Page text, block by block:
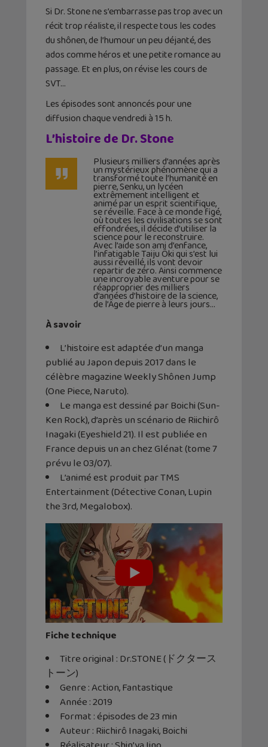
Si Dr. Stone ne s’embarrasse pas trop avec un
récit trop réaliste, il respecte tous les codes
du shônen, de l’humour un peu déjanté, des
ados comme héros et une petite romance au
passage. Et en plus, on révise les cours de
SVT…
Les épisodes sont annoncés pour une
diffusion chaque vendredi à 15 h.
L’histoire de Dr. Stone
Plusieurs milliers d’années après
un mystérieux phénomène qui a
transformé toute l’humanité en
pierre, Senku, un lycéen
extrêmement intelligent et
animé par un esprit scientifique,
se réveille. Face à ce monde figé,
où toutes les civilisations se sont
effondrées, il décide d’utiliser la
science pour le reconstruire.
Avec l’aide son ami d’enfance,
l’infatigable Taiju Ôki qui s’est lui
aussi réveillé, ils vont devoir
repartir de zéro. Ainsi commence
une incroyable aventure pour se
réapproprier des milliers
d’années d’histoire de la science,
de l’Âge de pierre à leurs jours…
À savoir
L’histoire est adaptée d’un manga
publié au Japon depuis 2017 dans le
célèbre magazine Weekly Shônen Jump
(One Piece, Naruto).
Le manga est dessiné par Boichi (Sun-
Ken Rock), d’après un scénario de Riichirô
Inagaki (Eyeshield 21). Il est publiée en
France depuis un an chez Glénat (tome 7
prévu le 03/07).
L’animé est produit par TMS
Entertainment (Détective Conan, Lupin
the 3rd, Megalobox).
Fiche technique
Titre original : Dr.STONE (ドクタース
トーン)
Genre : Action, Fantastique
Année : 2019
Format : épisodes de 23 min
Auteur : Riichirô Inagaki, Boichi